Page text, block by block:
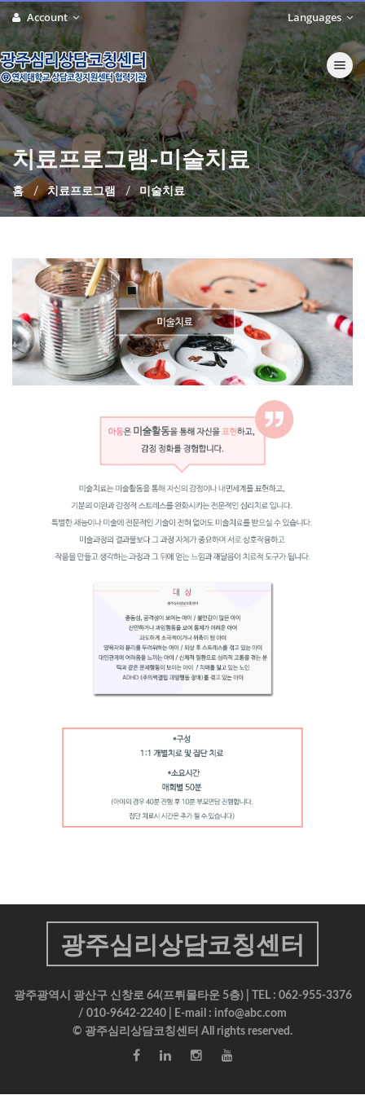
Account Languages
Toggle
치료프로그램-미술치료
홈 치료프로그램 미술치료
광주심리상담코칭센터
광주광역시 광산구 신창로 64(프뤼몰타운 5층) | TEL : 062-955-3376
/ 010-9642-2240 | E-mail : info@abc.com
© 광주심리상담코칭센터 All rights reserved.